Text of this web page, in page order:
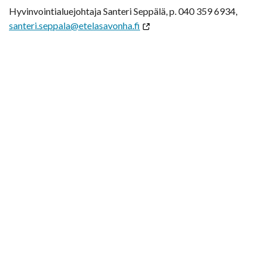
Hyvinvointialuejohtaja Santeri Seppälä, p. 040 359 6934,
santeri.seppala@etelasavonha.fi